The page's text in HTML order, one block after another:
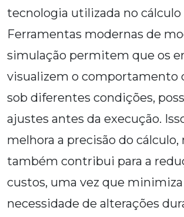
tecnologia utilizada no
Ferramentas modernas de
simulação permitem que os
visualizem o comportamento
sob diferentes condições,
ajustes antes da execução.
melhora a precisão do cálculo,
também contribui para a
custos, uma vez que minimiza
necessidade de alterações